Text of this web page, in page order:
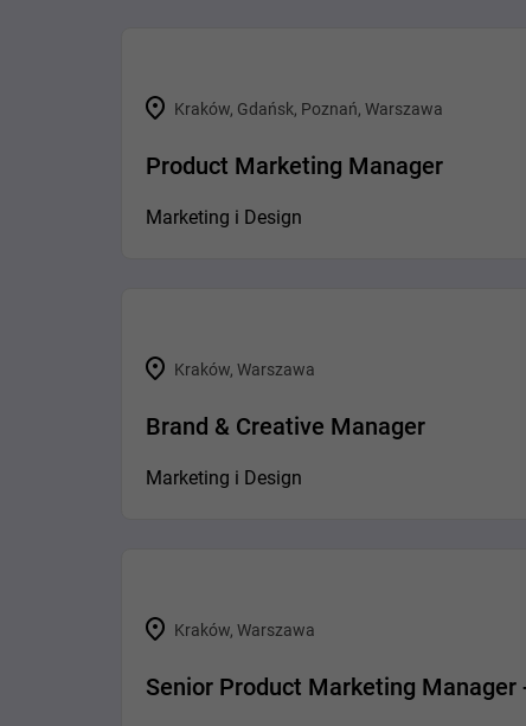
Kraków, Gdańsk, Poznań, Warszawa
Product Marketing Manager
Marketing i Design
Kraków, Warszawa
Brand & Creative Manager
Marketing i Design
Kraków, Warszawa
Senior Product Marketing Manager